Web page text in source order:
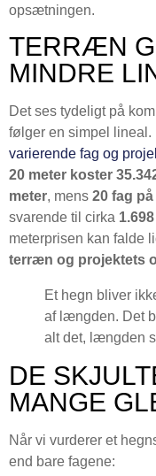
opsætningen.
TERRÆN
MINDRE
Det ses tydeligt på
følger en simpel lineal.
varierende fag og
20 meter koster
meter, mens 20 fag
svarende til cirka
meterprisen kan falde
terræn og projektets
Et hegn bliver
af længden. Det
alt det, længden
DE
MANGE
Når vi vurderer et
end bare fagene: